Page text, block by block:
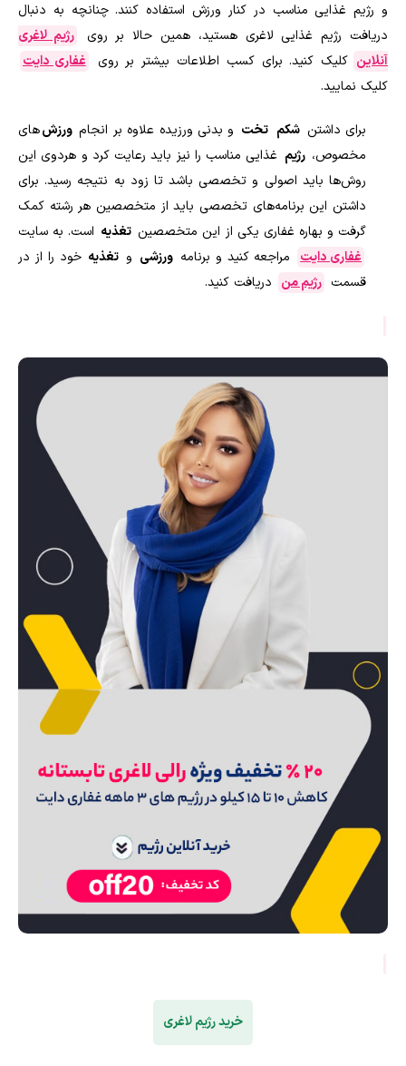
و رژیم غذایی مناسب در کنار ورزش استفاده کنند. چنانچه به دنبال
دریافت رژیم غذایی لاغری هستید، همین حالا بر روی
رژیم لاغری
آنلاین کلیک کنید. برای کسب اطلاعات بیشتر بر روی
غفاری دایت
کلیک نمایید.
برای داشتن شکم تخت و بدنی ورزیده علاوه بر انجام ورزش‌های
مخصوص، رژیم غذایی مناسب را نیز باید رعایت کرد و هردوی این
روش‌ها باید اصولی و تخصصی باشد تا زود به نتیجه رسید. برای
داشتن این برنامه‌های تخصصی باید از متخصصین هر رشته کمک
گرفت و بهاره غفاری یکی از این متخصصین تغذیه است. به سایت
غفاری دایت مراجعه کنید و برنامه ورزشی و تغذیه خود را از در
قسمت رژیم من دریافت کنید.
خرید رژیم لاغری